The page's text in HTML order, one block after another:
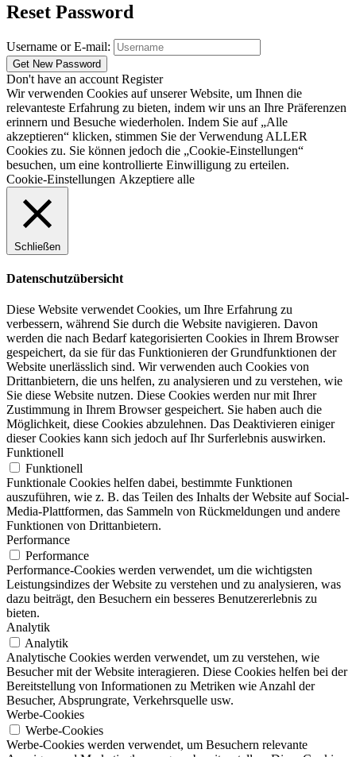
Reset Password
Username or E-mail:
Don't have an account Register
Wir verwenden Cookies auf unserer Website, um Ihnen die
relevanteste Erfahrung zu bieten, indem wir uns an Ihre Präferenzen
erinnern und Besuche wiederholen. Indem Sie auf „Alle
akzeptieren“ klicken, stimmen Sie der Verwendung ALLER
Cookies zu. Sie können jedoch die „Cookie-Einstellungen“
besuchen, um eine kontrollierte Einwilligung zu erteilen.
Cookie-Einstellungen Akzeptiere alle
Schließen
Datenschutzübersicht
Diese Website verwendet Cookies, um Ihre Erfahrung zu
verbessern, während Sie durch die Website navigieren. Davon
werden die nach Bedarf kategorisierten Cookies in Ihrem Browser
gespeichert, da sie für das Funktionieren der Grundfunktionen der
Website unerlässlich sind. Wir verwenden auch Cookies von
Drittanbietern, die uns helfen, zu analysieren und zu verstehen, wie
Sie diese Website nutzen. Diese Cookies werden nur mit Ihrer
Zustimmung in Ihrem Browser gespeichert. Sie haben auch die
Möglichkeit, diese Cookies abzulehnen. Das Deaktivieren einiger
dieser Cookies kann sich jedoch auf Ihr Surferlebnis auswirken.
Funktionell
Funktionell
Funktionale Cookies helfen dabei, bestimmte Funktionen
auszuführen, wie z. B. das Teilen des Inhalts der Website auf Social-
Media-Plattformen, das Sammeln von Rückmeldungen und andere
Funktionen von Drittanbietern.
Performance
Performance
Performance-Cookies werden verwendet, um die wichtigsten
Leistungsindizes der Website zu verstehen und zu analysieren, was
dazu beiträgt, den Besuchern ein besseres Benutzererlebnis zu
bieten.
Analytik
Analytik
Analytische Cookies werden verwendet, um zu verstehen, wie
Besucher mit der Website interagieren. Diese Cookies helfen bei der
Bereitstellung von Informationen zu Metriken wie Anzahl der
Besucher, Absprungrate, Verkehrsquelle usw.
Werbe-Cookies
Werbe-Cookies
Werbe-Cookies werden verwendet, um Besuchern relevante